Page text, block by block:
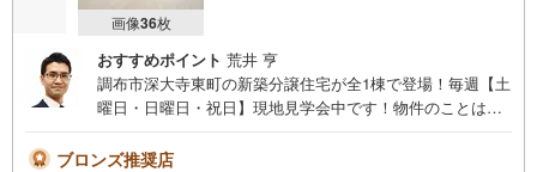
画像36枚
おすすめポイント 荒井 亨
調布市深大寺東町の新築分譲住宅が全1棟で登場！毎週【土
曜日・日曜日・祝日】現地見学会中です！物件のことはも
お気軽にお問い合わせください
ブロンズ推奨店